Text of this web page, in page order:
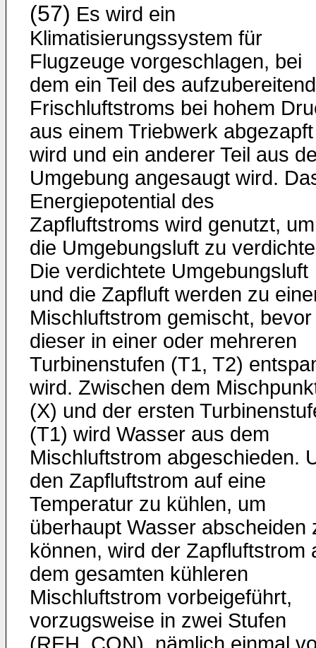
(57) Es wird ein
Klimatisierungssystem für
Flugzeuge vorgeschlagen, bei
dem ein Teil des
Frischluftstroms bei hohem
aus einem Triebwerk abgezapft
wird und ein anderer Teil aus
Umgebung angesaugt wird.
Energiepotential des
Zapfluftstroms wird genutzt, um
die Umgebungsluft zu
Die verdichtete Umgebungsluft
und die Zapfluft werden zu
Mischluftstrom gemischt, bevor
dieser in einer oder mehreren
Turbinenstufen (T1, T2)
wird. Zwischen dem
(X) und der ersten
(T1) wird Wasser aus dem
Mischluftstrom abgeschieden.
den Zapfluftstrom auf eine
Temperatur zu kühlen, um
überhaupt Wasser abscheiden
können, wird der Zapfluftstrom
dem gesamten kühleren
Mischluftstrom vorbeigeführt,
vorzugsweise in zwei Stufen